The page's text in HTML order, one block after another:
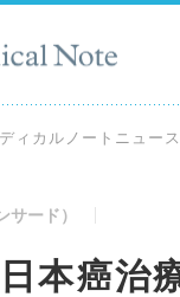
ィカルノートニュー
サード）
本癌治